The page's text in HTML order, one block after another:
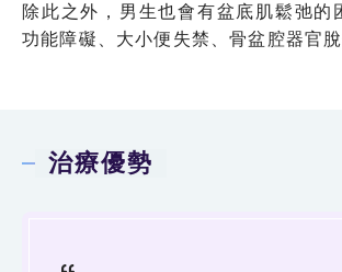
除此之外，男生也會有盆底肌鬆弛的
功能障礙、大小便失禁、骨盆腔器官
治療優勢